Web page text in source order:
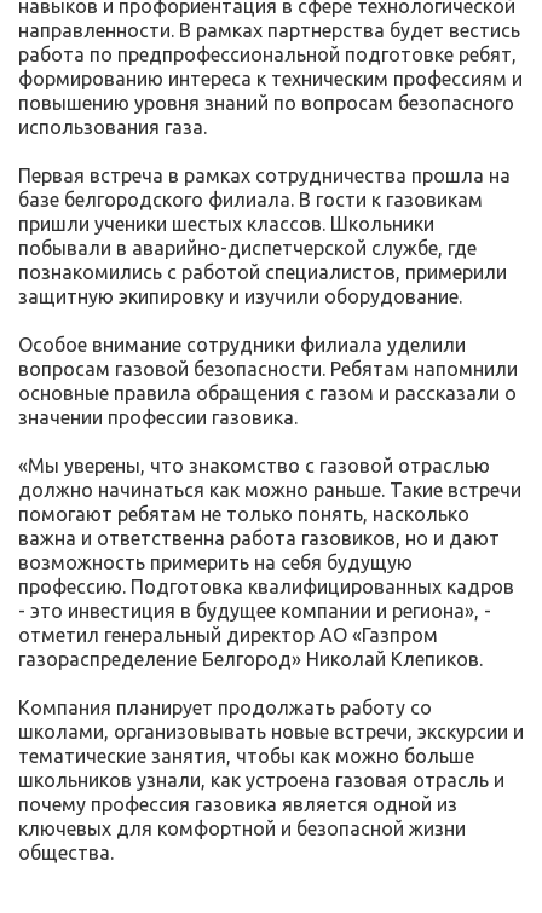
навыков и профориентация в сфере технологической
направленности. В рамках партнерства будет вестись
работа по предпрофессиональной подготовке ребят,
формированию интереса к техническим профессиям и
повышению уровня знаний по вопросам безопасного
использования газа.
Первая встреча в рамках сотрудничества прошла на
базе белгородского филиала. В гости к газовикам
пришли ученики шестых классов. Школьники
побывали в аварийно-диспетчерской службе, где
познакомились с работой специалистов, примерили
защитную экипировку и изучили оборудование.
Особое внимание сотрудники филиала уделили
вопросам газовой безопасности. Ребятам напомнили
основные правила обращения с газом и рассказали о
значении профессии газовика.
«Мы уверены, что знакомство с газовой отраслью
должно начинаться как можно раньше. Такие встречи
помогают ребятам не только понять, насколько
важна и ответственна работа газовиков, но и дают
возможность примерить на себя будущую
профессию. Подготовка квалифицированных кадров
- это инвестиция в будущее компании и региона», -
отметил генеральный директор АО «Газпром
газораспределение Белгород» Николай Клепиков.
Компания планирует продолжать работу со
школами, организовывать новые встречи, экскурсии и
тематические занятия, чтобы как можно больше
школьников узнали, как устроена газовая отрасль и
почему профессия газовика является одной из
ключевых для комфортной и безопасной жизни
общества.